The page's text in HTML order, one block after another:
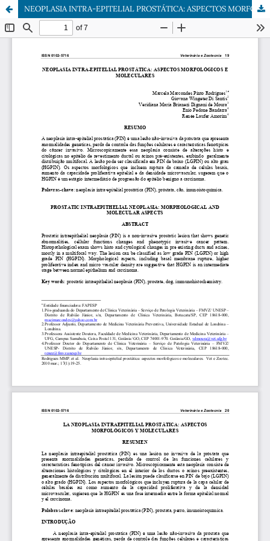
NEOPLASIA INTRA-EPITELIAL PROSTÁTICA: ASPECTOS MORFOLÓGICOS E MOLECULARES